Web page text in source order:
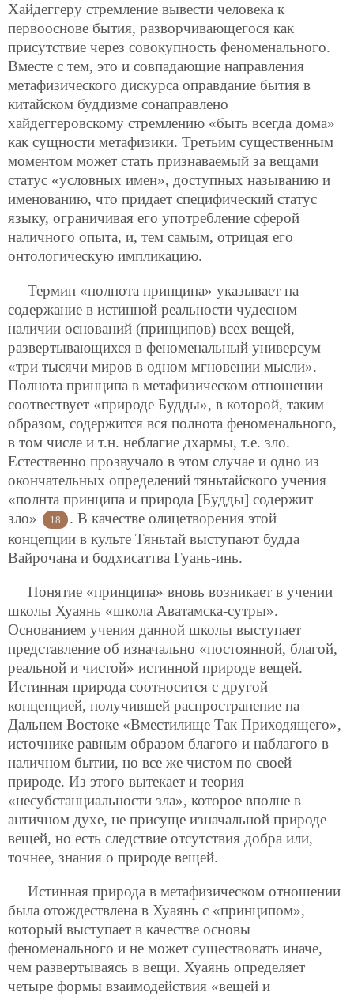
Хайдеггеру стремление вывести человека к
первооснове бытия, разворчивающегося как
присутствие через совокупность феноменального.
Вместе с тем, это и совпадающие направления
метафизического дискурса оправдание бытия в
китайском буддизме сонаправлено
хайдеггеровскому стремлению «быть всегда дома»
как сущности метафизики. Третьим существенным
моментом может стать признаваемый за вещами
статус «условных имен», доступных называнию и
именованию, что придает специфический статус
языку, ограничивая его употребление сферой
наличного опыта, и, тем самым, отрицая его
онтологическую импликацию.
Термин «полнота принципа» указывает на
содержание в истинной реальности чудесном
наличии оснований (принципов) всех вещей,
развертывающихся в феноменальный универсум —
«три тысячи миров в одном мгновении мысли».
Полнота принципа в метафизическом отношении
соотвествует «природе Будды», в которой, таким
образом, содержится вся полнота феноменального,
в том числе и т.н. неблагие дхармы, т.е. зло.
Естественно прозвучало в этом случае и одно из
окончательных определений тяньтайского учения
«полнта принципа и природа [Будды] содержит
зло»
18
. В качестве олицетворения этой
концепции в культе Тяньтай выступают будда
Вайрочана и бодхисаттва Гуань-инь.
Понятие «принципа» вновь возникает в учении
школы Хуаянь «школа Аватамска-сутры».
Основанием учения данной школы выступает
представление об изначально «постоянной, благой,
реальной и чистой» истинной природе вещей.
Истинная природа соотносится с другой
концепцией, получившей распространение на
Дальнем Востоке «Вместилище Так Приходящего»,
источнике равным образом благого и наблагого в
наличном бытии, но все же чистом по своей
природе. Из этого вытекает и теория
«несубстанциальности зла», которое вполне в
античном духе, не присуще изначальной природе
вещей, но есть следствие отсутствия добра или,
точнее, знания о природе вещей.
Истинная природа в метафизическом отношении
была отождествлена в Хуаянь с «принципом»,
который выступает в качестве основы
феноменального и не может существовать иначе,
чем развертываясь в вещи. Хуаянь определяет
четыре формы взаимодействия «вещей и